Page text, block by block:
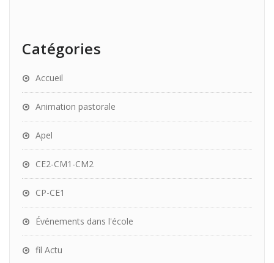
Catégories
Accueil
Animation pastorale
Apel
CE2-CM1-CM2
CP-CE1
Événements dans l'école
fil Actu